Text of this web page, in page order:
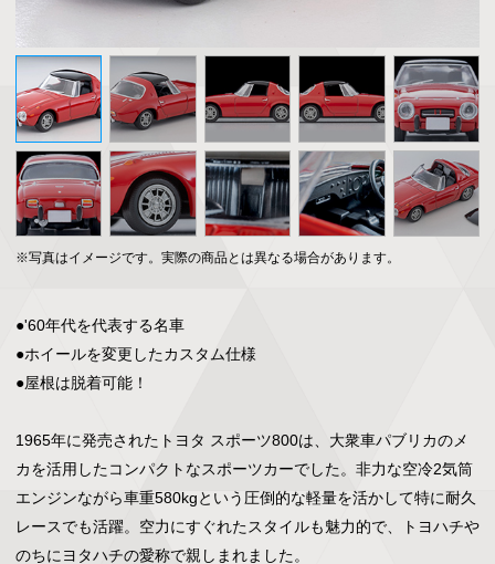
※写真はイメージです。実際の商品とは異なる場合があります。
●'60年代を代表する名車
●ホイールを変更したカスタム仕様
●屋根は脱着可能！
1965年に発売されたトヨタ スポーツ800は、大衆車パブリカのメ
カを活用したコンパクトなスポーツカーでした。非力な空冷2気筒
エンジンながら車重580kgという圧倒的な軽量を活かして特に耐久
レースでも活躍。空力にすぐれたスタイルも魅力的で、トヨハチや
のちにヨタハチの愛称で親しまれました。